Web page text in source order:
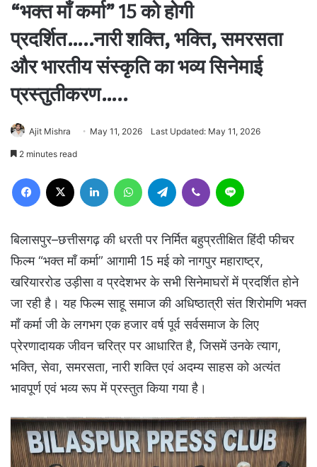
“भक्त माँ कर्मा” 15 को होगी
प्रदर्शित…..नारी शक्ति, भक्ति, समरसता
और भारतीय संस्कृति का भव्य सिनेमाई
प्रस्तुतीकरण…..
Ajit Mishra May 11, 2026 Last Updated: May 11, 2026
2 minutes read
Facebook LinkedIn WhatsAppTelegram Viber
बिलासपुर–छत्तीसगढ़ की धरती पर निर्मित बहुप्रतीक्षित हिंदी फीचर
फिल्म “भक्त माँ कर्मा” आगामी 15 मई को नागपुर महाराष्ट्र,
खरियाररोड उड़ीसा व प्रदेशभर के सभी सिनेमाघरों में प्रदर्शित होने
जा रही है। यह फिल्म साहू समाज की अधिष्ठात्री संत शिरोमणि भक्त
माँ कर्मा जी के लगभग एक हजार वर्ष पूर्व सर्वसमाज के लिए
प्रेरणादायक जीवन चरित्र पर आधारित है, जिसमें उनके त्याग,
भक्ति, सेवा, समरसता, नारी शक्ति एवं अदम्य साहस को अत्यंत
भावपूर्ण एवं भव्य रूप में प्रस्तुत किया गया है।